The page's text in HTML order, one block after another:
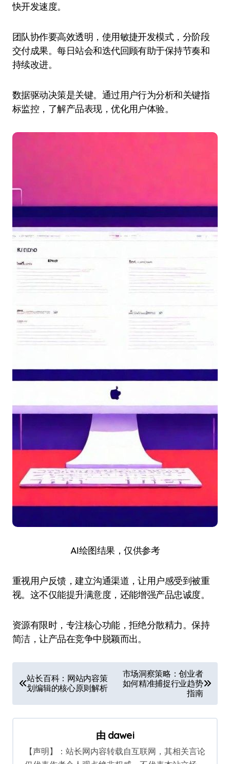
快开发速度。
团队协作要高效透明，使用敏捷开发模式，分阶段
交付成果。每日站会和迭代回顾有助于保持节奏和
持续改进。
数据驱动决策是关键。通过用户行为分析和关键指
标监控，了解产品表现，优化用户体验。
AI绘图结果，仅供参考
重视用户反馈，建立沟通渠道，让用户感受到被重
视。这不仅能提升满意度，还能增强产品忠诚度。
资源有限时，专注核心功能，拒绝分散精力。保持
简洁，让产品在竞争中脱颖而出。
章
导
航
站长百科：网站内容策
划编辑的核心原则解析
市场洞察策略：创业者
如何精准捕捉行业趋势
指南
由 dawei
【声明】：站长网内容转载自互联网，其相关言论